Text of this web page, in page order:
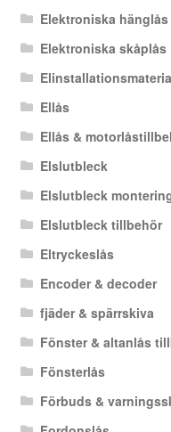
Elektroniska hänglås
Elektroniska skåplås
Ellås
Ellås &
Elslutbleck
Elslutbleck
Elslutbleck tillbehör
Eltryckeslås
Encoder & decoder
fjäder & spärrskiva
Fönster & altanlås
Fönsterlås
Förbuds &